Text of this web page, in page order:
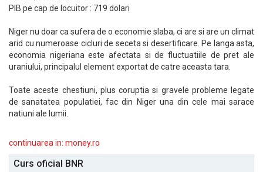
PIB pe cap de locuitor : 719 dolari
Niger nu doar ca sufera de o economie slaba, ci are si are un climat
arid cu numeroase cicluri de seceta si desertificare. Pe langa asta,
economia nigeriana este afectata si de fluctuatiile de pret ale
uraniului, principalul element exportat de catre aceasta tara.
Toate aceste chestiuni, plus coruptia si gravele probleme legate
de sanatatea populatiei, fac din Niger una din cele mai sarace
natiuni ale lumii.
continuarea in: money.ro
Curs oficial BNR